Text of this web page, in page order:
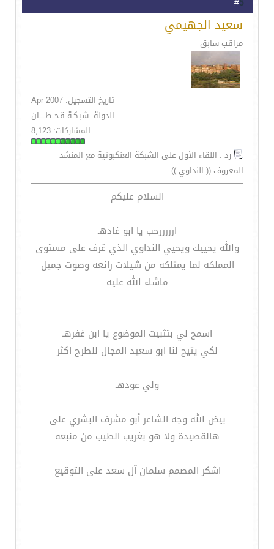
سعيد الجهيمي
مراقب سابق
تاريخ التسجيل: Apr 2007
الدولة: شبـكـة قـحــطـــــان
المشاركات: 8,123
رد : اللقاء الأول على الشبكة العنكبوتية مع المنشد
المعروف (( النداوي ))
السلام عليكم
ارررررحب يا ابو غادهـ
والله يحييك ويحيي النداوي الذي عُرف على مستوى
المملكه لما يمتلكه من شيلات رائعه وصوت جميل
ماشاء الله عليه
اسمح لي بتثبيت الموضوع يا ابن غفرهـ
لكي يتيح لنا ابو سعيد المجال للطرح اكثر
ولي عودهـ
__________________
بيض الله وجه الشاعر أبو مشرف البشري على
هالقصيدة ولا هو بغريب الطيب من منبعه
اشكر المصمم سلمان آل سعد على التوقيع